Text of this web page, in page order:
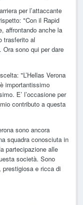
per l’attaccante
"Con il Rapid
affrontando anche la
trasferito al
Ora sono qui per dare
"L’Hellas Verona
importantissimo
E’ l’occasione per
contributo a questa
sono ancora
squadra conosciuta in
partecipazione alle
società. Sono
e ricca di